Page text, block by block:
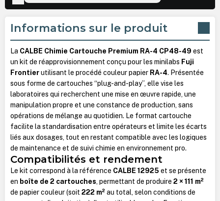
Informations sur le produit
La CALBE Chimie Cartouche Premium RA-4 CP48-49 est
un kit de réapprovisionnement conçu pour les minilabs Fuji
Frontierutilisant le procédé couleur papier RA-4. Présentée
sous forme de cartouches “plug-and-play”, elle vise les
laboratoires qui recherchent une mise en œuvre rapide, une
manipulation propre et une constance de production, sans
opérations de mélange au quotidien. Le format cartouche
facilite la standardisation entre opérateurs et limite les écarts
liés aux dosages, tout en restant compatible avec les logiques
de maintenance et de suivi chimie en environnement pro.
Compatibilités et rendement
Le kit correspond à la référence CALBE 12925 et se présente
en boîte de 2 cartouches, permettant de produire 2 × 111 m²
de papier couleur (soit 222 m²au total, selon conditions de